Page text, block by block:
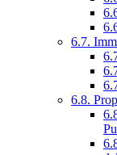
6.7.
6.8.